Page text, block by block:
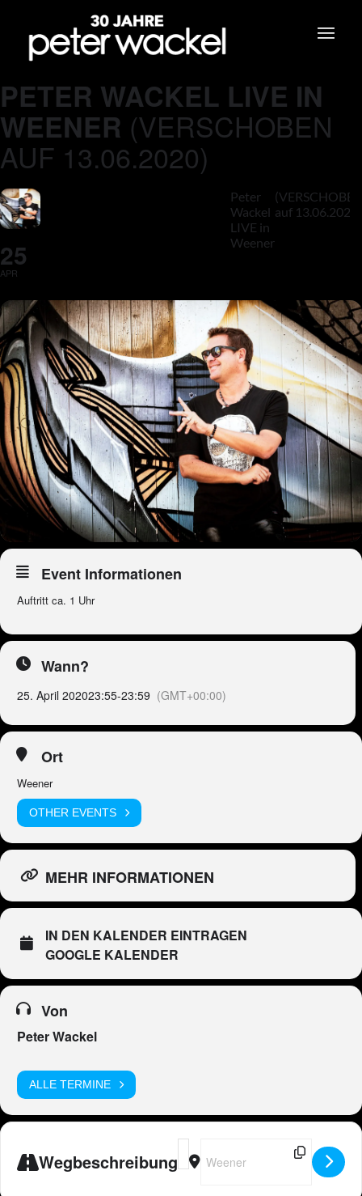
PETER WACKEL LIVE IN
WEENER (VERSCHOBEN
AUF 13.06.2020)
25
APR
Peter
Wackel
LIVE in
Weener
auf 13.06.2020)
Event Informationen
Auftritt ca. 1 Uhr
Wann?
25. April 202023:55-23:59 (GMT+00:00)
Ort
Weener
OTHER EVENTS
MEHR INFORMATIONEN
IN DEN KALENDER EINTRAGEN
GOOGLE KALENDER
Von
Peter Wackel
ALLE TERMINE
Wegbeschreibung
Address - Peter Wackel LIVE in
Destination Address - Peter